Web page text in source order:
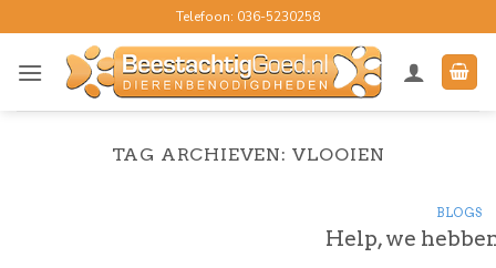
naar
inhoud
Telefoon: 036-5230258
TAG ARCHIEVEN: VLOOIEN
BLOGS
Help, we